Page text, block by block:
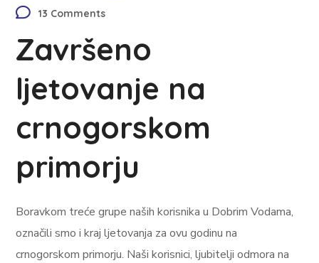
13 Comments
Završeno
ljetovanje na
crnogorskom
primorju
Boravkom treće grupe naših korisnika u Dobrim Vodama,
označili smo i kraj ljetovanja za ovu godinu na
crnogorskom primorju. Naši korisnici, ljubitelji odmora na